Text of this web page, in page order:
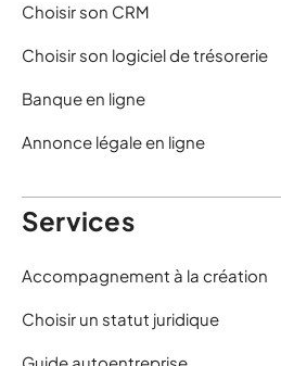
Choisir son CRM
Choisir son logiciel de trésorerie
Banque en ligne
Annonce légale en ligne
Services
Accompagnement à la création
Choisir un statut juridique